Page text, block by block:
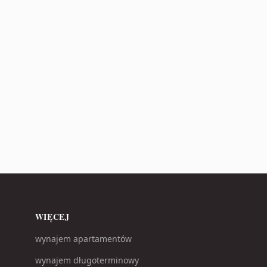
WIĘCEJ
wynajem apartamentów
wynajem długoterminowy